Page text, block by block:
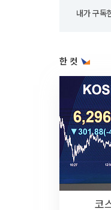
내가 구독
한 컷
코